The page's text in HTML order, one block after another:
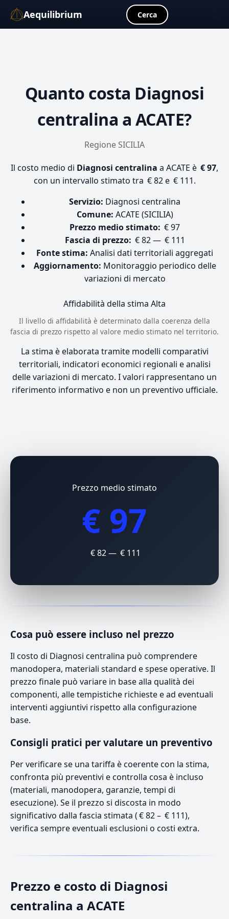
Aequilibrium Cerca
Quanto costa Diagnosi
centralina a ACATE?
Regione SICILIA
Il costo medio di Diagnosi centralina a ACATE è € 97,
con un intervallo stimato tra € 82 e € 111.
Servizio: Diagnosi centralina
Comune: ACATE (SICILIA)
Prezzo medio stimato: € 97
Fascia di prezzo: € 82 — € 111
Fonte stima: Analisi dati territoriali aggregati
Aggiornamento: Monitoraggio periodico delle
variazioni di mercato
Affidabilità della stima Alta
Il livello di affidabilità è determinato dalla coerenza della
fascia di prezzo rispetto al valore medio stimato nel territorio.
La stima è elaborata tramite modelli comparativi
territoriali, indicatori economici regionali e analisi
delle variazioni di mercato. I valori rappresentano un
riferimento informativo e non un preventivo ufficiale.
Prezzo medio stimato
€ 97
€ 82 — € 111
Cosa può essere incluso nel prezzo
Il costo di Diagnosi centralina può comprendere
manodopera, materiali standard e spese operative. Il
prezzo finale può variare in base alla qualità dei
componenti, alle tempistiche richieste e ad eventuali
interventi aggiuntivi rispetto alla configurazione
base.
Consigli pratici per valutare un preventivo
Per verificare se una tariffa è coerente con la stima,
confronta più preventivi e controlla cosa è incluso
(materiali, manodopera, garanzie, tempi di
esecuzione). Se il prezzo si discosta in modo
significativo dalla fascia stimata ( € 82 – € 111),
verifica sempre eventuali esclusioni o costi extra.
Prezzo e costo di Diagnosi
centralina a ACATE